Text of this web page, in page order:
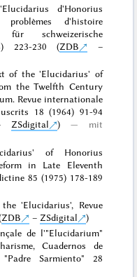
d'Honorius
problèmes d'histoire
für schweizerische
223-230 (ZDB
–
of the 'Elucidarius' of
the Twelfth Century
Revue internationale
18 (1964) 91-94
ZSdigital )
mit
of Honorius
in Late Eleventh
85 (1975) 178-189
'Elucidarius', Revue
ZDB –ZSdigital
)
de l'"Elucidarium"
Cuadernos de
Sarmiento" 28